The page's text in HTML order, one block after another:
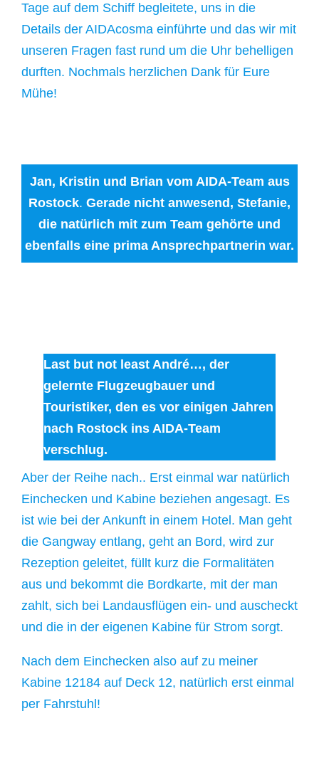
Tage auf dem Schiff begleitete, uns in die
Details der AIDAcosma einführte und das wir mit
unseren Fragen fast rund um die Uhr behelligen
durften. Nochmals herzlichen Dank für Eure
Mühe!
Jan, Kristin und Brian vom AIDA-Team aus
Rostock. Gerade nicht anwesend, Stefanie,
die natürlich mit zum Team gehörte und
ebenfalls eine prima Ansprechpartnerin war.
Last but not least André…, der
gelernte Flugzeugbauer und
Touristiker, den es vor einigen Jahren
nach Rostock ins AIDA-Team
verschlug.
Aber der Reihe nach.. Erst einmal war natürlich
Einchecken und Kabine beziehen angesagt. Es
ist wie bei der Ankunft in einem Hotel. Man geht
die Gangway entlang, geht an Bord, wird zur
Rezeption geleitet, füllt kurz die Formalitäten
aus und bekommt die Bordkarte, mit der man
zahlt, sich bei Landausflügen ein- und auscheckt
und die in der eigenen Kabine für Strom sorgt.
Nach dem Einchecken also auf zu meiner
Kabine 12184 auf Deck 12, natürlich erst einmal
per Fahrstuhl!